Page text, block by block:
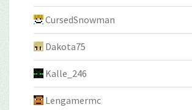
CursedSnowman
Dakota75
Kalle_246
Lengamermc